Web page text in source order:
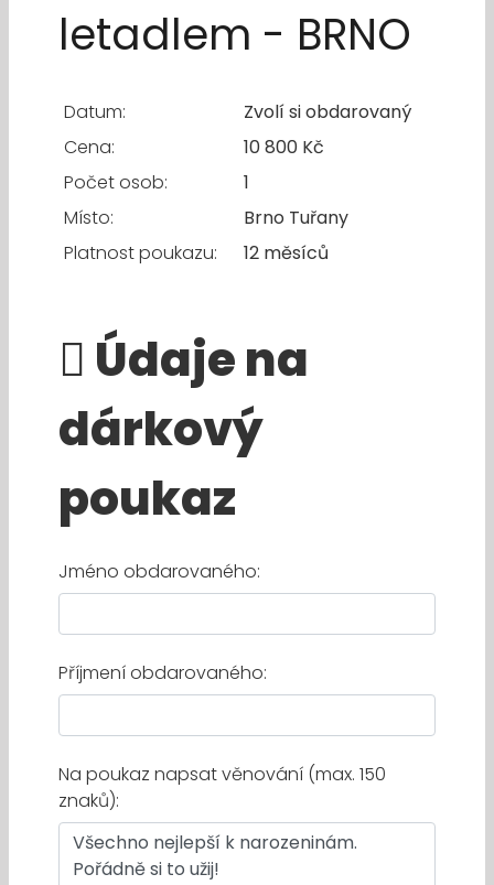
letadlem - BRNO
Datum:
Zvolí si obdarovaný
Cena:
10 800 Kč
Počet osob:
1
Místo:
Brno Tuřany
Platnost poukazu:
12 měsíců
Údaje na
dárkový
poukaz
Jméno obdarovaného:
Příjmení obdarovaného:
Na poukaz napsat věnování (max. 150
znaků):